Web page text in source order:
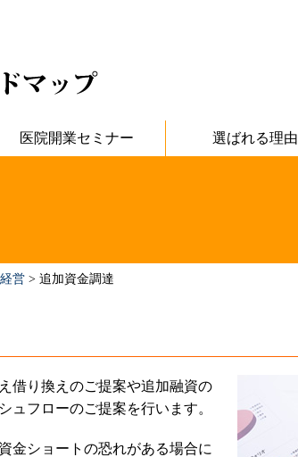
医院開業セミナー 選ばれる理由
営 > 追加資金調達
借り換えのご提案や追加融資の
ュフローのご提案を行います。
金ショートの恐れがある場合に